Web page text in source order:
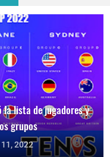
la lista de jugadores y
grupos
2022